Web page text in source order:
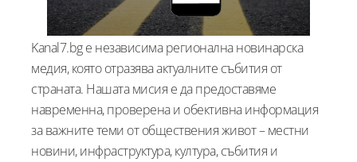
Kanal7.bg е независима регионална новинарска
медия, която отразява актуалните събития от
страната. Нашата мисия е да предоставяме
навременна, проверена и обективна информация
за важните теми от обществения живот – местни
новини, инфраструктура, култура, събития и